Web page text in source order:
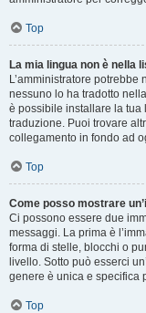
Top
La mia lingua non è nella
L’amministratore
nessuno lo ha tradotto
è possibile installare la tua
traduzione. Puoi trovare
collegamento in fondo ad
Top
Come posso mostrare
Ci possono essere due
messaggi. La prima è
forma di stelle, blocchi o
livello. Sotto può esserci
genere è unica e specifica
Top